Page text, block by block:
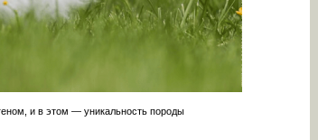
и в этом — уникальность породы